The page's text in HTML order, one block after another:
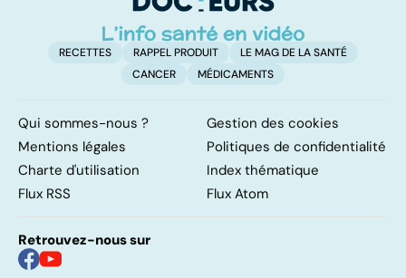
RECETTES RAPPEL PRODUIT
LE MAG DE LA SANTÉ
CANCER
MÉDICAMENTS
Qui sommes-nous ?
Gestion des cookies
Mentions légales
Politiques de confidentialité
Charte d'utilisation
Index thématique
Flux RSS
Flux Atom
Retrouvez-nous sur